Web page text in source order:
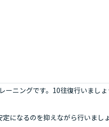
ニングです。10往復行いまし
になるのを抑えながら行いましょ